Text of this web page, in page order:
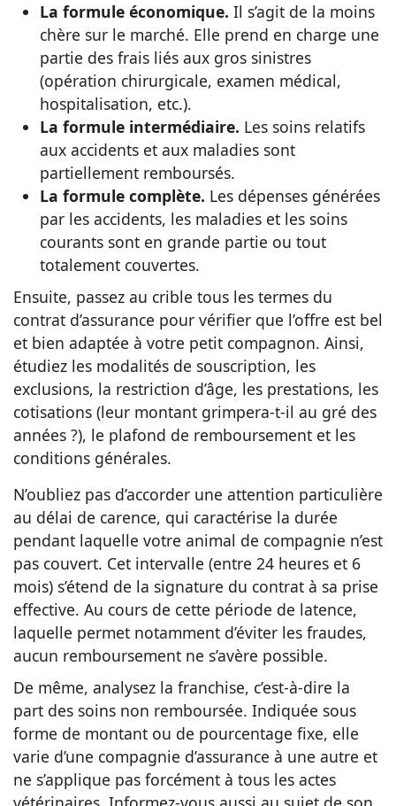
La formule économique. Il s’agit de la moins
chère sur le marché. Elle prend en charge une
partie des frais liés aux gros sinistres
(opération chirurgicale, examen médical,
hospitalisation, etc.).
La formule intermédiaire. Les soins relatifs
aux accidents et aux maladies sont
partiellement remboursés.
La formule complète. Les dépenses générées
par les accidents, les maladies et les soins
courants sont en grande partie ou tout
totalement couvertes.
Ensuite, passez au crible tous les termes du
contrat d’assurance pour vérifier que l’offre est bel
et bien adaptée à votre petit compagnon. Ainsi,
étudiez les modalités de souscription, les
exclusions, la restriction d’âge, les prestations, les
cotisations (leur montant grimpera-t-il au gré des
années ?), le plafond de remboursement et les
conditions générales.
N’oubliez pas d’accorder une attention particulière
au délai de carence, qui caractérise la durée
pendant laquelle votre animal de compagnie n’est
pas couvert. Cet intervalle (entre 24 heures et 6
mois) s’étend de la signature du contrat à sa prise
effective. Au cours de cette période de latence,
laquelle permet notamment d’éviter les fraudes,
aucun remboursement ne s’avère possible.
De même, analysez la franchise, c’est-à-dire la
part des soins non remboursée. Indiquée sous
forme de montant ou de pourcentage fixe, elle
varie d’une compagnie d’assurance à une autre et
ne s’applique pas forcément à tous les actes